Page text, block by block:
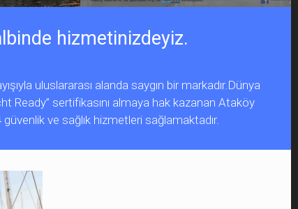
hizmetinizdeyiz.
uluslararası alanda saygın bir markadır.Dünya
Ready” sertifikasını almaya hak kazanan Ataköy
ve sağlık hizmetleri sağlamaktadır.